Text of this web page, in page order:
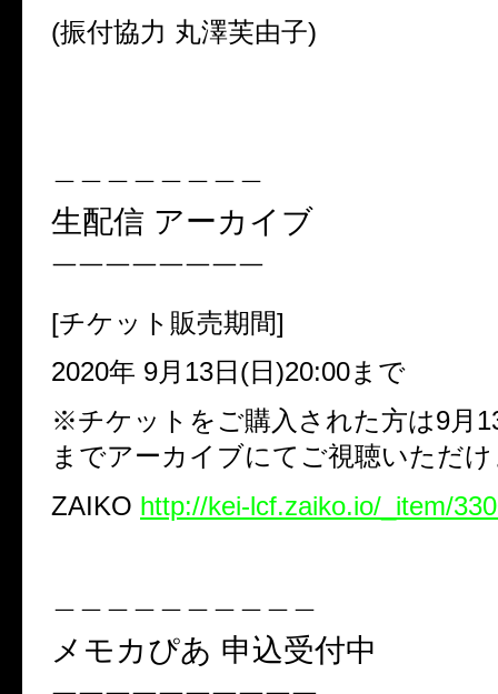
(振付協力 丸澤芙由子)
生配信 アーカイブ
￣￣￣￣￣￣￣￣
[チケット販売期間]
2020年 9月 13日 (日 )20:00まで
※チケットをご購入された方は9月
までアーカイブにてご視聴いただ
ZAIKO http://kei-lcf.zaiko.io/_item/
メモカぴあ 申込受付中